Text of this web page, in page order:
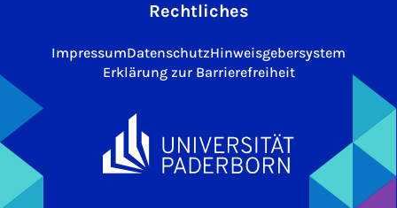
Rechtliches
ImpressumDatenschutzHinweisgebersystem
Erklärung zur Barrierefreiheit